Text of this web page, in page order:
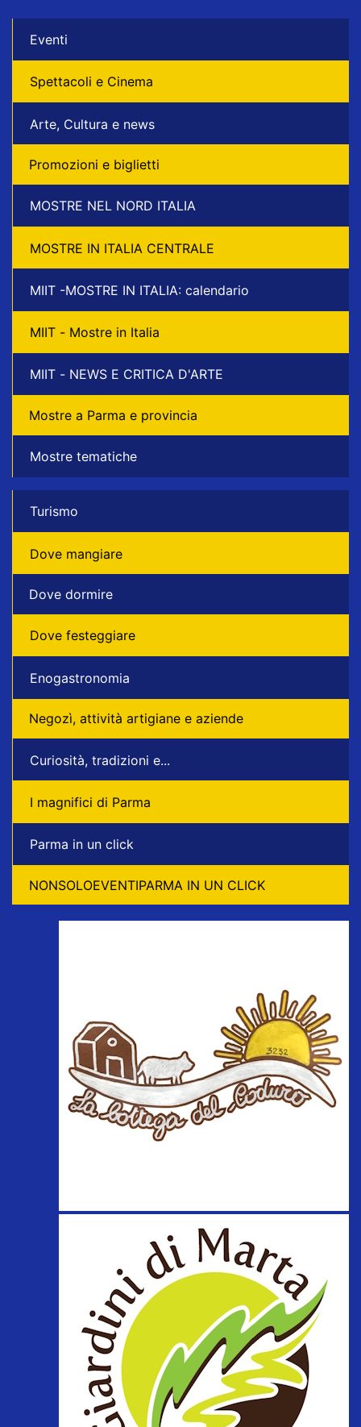
Eventi
Spettacoli e Cinema
Arte, Cultura e news
Promozioni e biglietti
MOSTRE NEL NORD ITALIA
MOSTRE IN ITALIA CENTRALE
MIIT -MOSTRE IN ITALIA: calendario
MIIT - Mostre in Italia
MIIT - NEWS E CRITICA D'ARTE
Mostre a Parma e provincia
Mostre tematiche
Turismo
Dove mangiare
Dove dormire
Dove festeggiare
Enogastronomia
Negozì, attività artigiane e aziende
Curiosità, tradizioni e...
I magnifici di Parma
Parma in un click
NONSOLOEVENTIPARMA IN UN CLICK